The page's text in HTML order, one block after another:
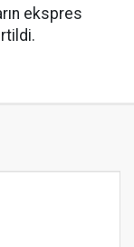
ekspres